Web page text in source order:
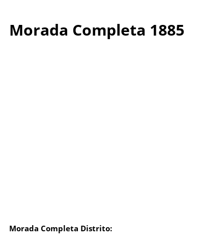
Morada Completa 1885
Morada Completa Distrito: